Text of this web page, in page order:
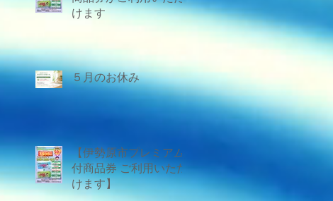
けます
５月のお休み
【伊勢原市プレミアム
付商品券 ご利用いただ
けます】